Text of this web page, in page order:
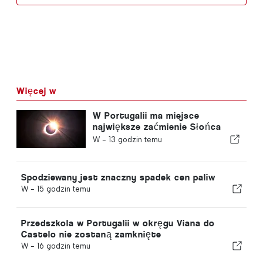
Więcej w
W Portugalii ma miejsce
największe zaćmienie Słońca
tego stulecia
W - 13 godzin temu
Spodziewany jest znaczny spadek cen paliw
W - 15 godzin temu
Przedszkola w Portugalii w okręgu Viana do
Castelo nie zostaną zamknięte
W - 16 godzin temu